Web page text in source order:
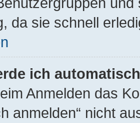
da sie schnell
ich
Anmelden das
anmelden“ nicht